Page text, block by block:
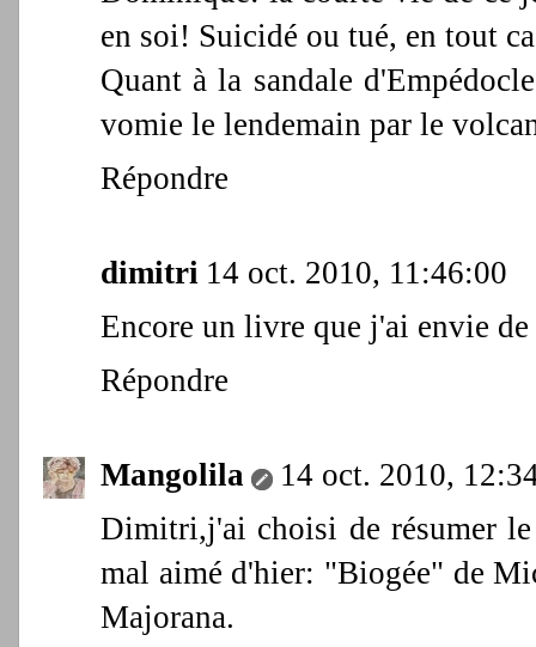
en soi! Suicidé ou tué, en tout
Quant à la sandale
vomie le lendemain par le
Répondre
dimitri 14 oct. 2010, 11:46:00
Encore un livre que j'ai envie
Répondre
Mangolila
14 oct. 2010,
Dimitri,j'ai choisi de résumer
mal aimé d'hier: "Biogée" de
Majorana.